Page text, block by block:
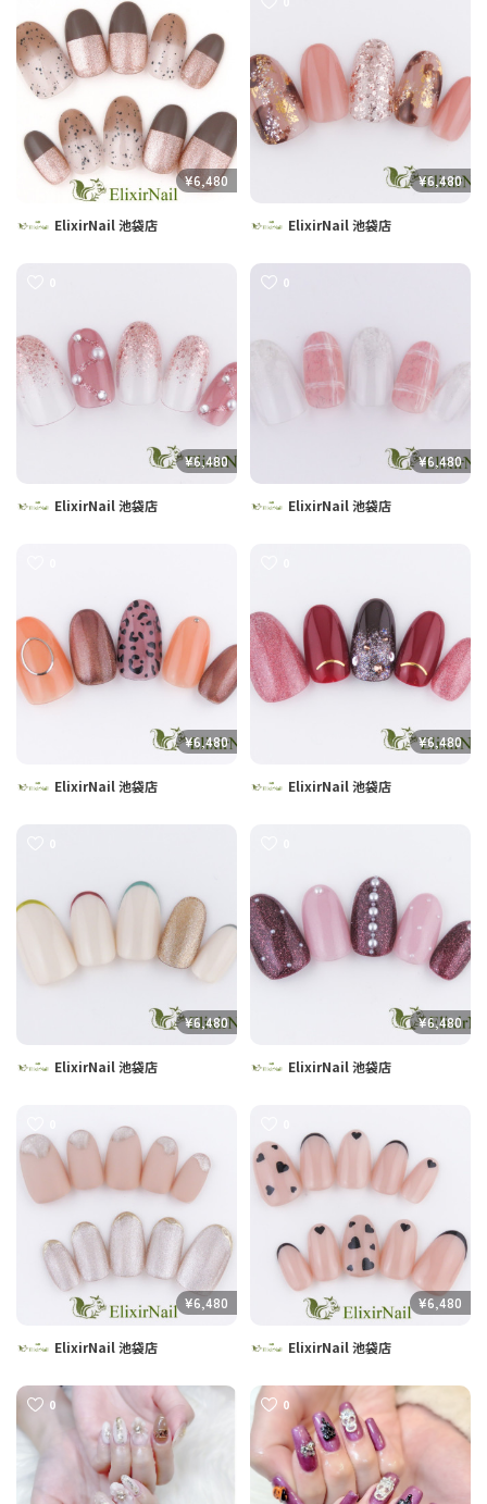
¥6,480
ElixirNail 池袋店
¥6,480
ElixirNail 池袋店
¥6,480
ElixirNail 池袋店
¥6,480
0
ElixirNail 池袋店
¥6,480
ElixirNail 池袋店
¥6,480
ElixirNail 池袋店
¥6,480
ElixirNail 池袋店
¥6,480
ElixirNail 池袋店
¥6,480
ElixirNail 池袋店
¥6,480
ElixirNail 池袋店
0 0